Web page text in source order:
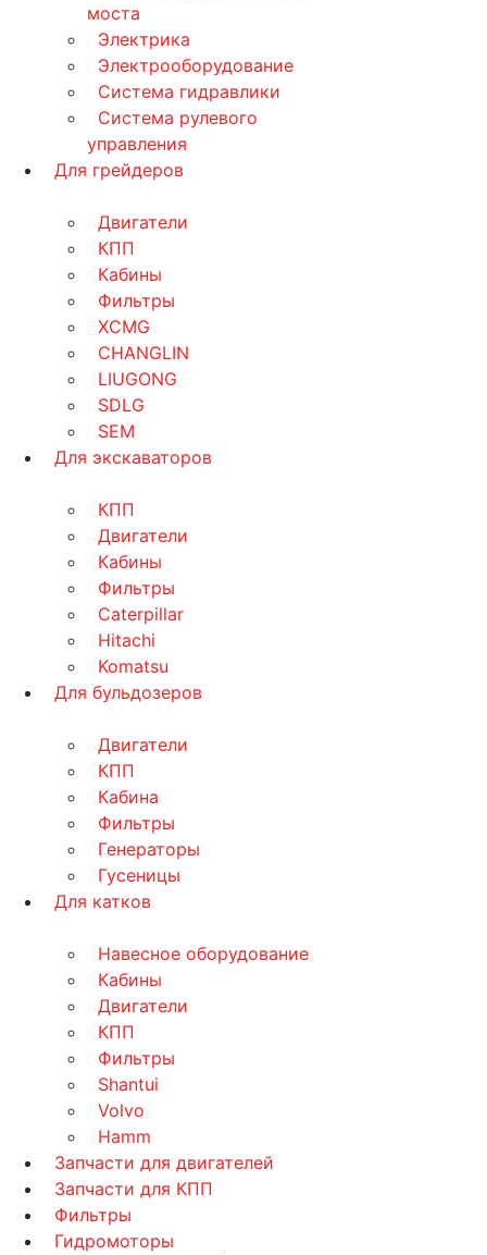
моста
Электрика
Электрооборудование
Система гидравлики
Система рулевого
управления
Для грейдеров
Двигатели
КПП
Кабины
Фильтры
XCMG
CHANGLIN
LIUGONG
SDLG
SEM
Для экскаваторов
КПП
Двигатели
Кабины
Фильтры
Caterpillar
Hitachi
Komatsu
Для бульдозеров
Двигатели
КПП
Кабина
Фильтры
Генераторы
Гусеницы
Для катков
Навесное оборудование
Кабины
Двигатели
КПП
Фильтры
Shantui
Volvo
Hamm
Запчасти для двигателей
Запчасти для КПП
Фильтры
Гидромоторы